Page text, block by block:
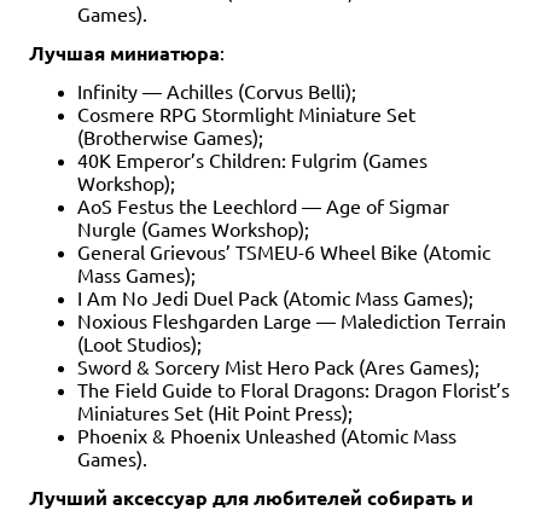
Games).
Лучшая миниатюра:
Infinity — Achilles (Corvus Belli);
Cosmere RPG Stormlight Miniature Set
(Brotherwise Games);
40K Emperor’s Children: Fulgrim (Games
Workshop);
AoS Festus the Leechlord — Age of Sigmar
Nurgle (Games Workshop);
General Grievous’ TSMEU-6 Wheel Bike (Atomic
Mass Games);
I Am No Jedi Duel Pack (Atomic Mass Games);
Noxious Fleshgarden Large — Malediction Terrain
(Loot Studios);
Sword & Sorcery Mist Hero Pack (Ares Games);
The Field Guide to Floral Dragons: Dragon Florist’s
Miniatures Set (Hit Point Press);
Phoenix & Phoenix Unleashed (Atomic Mass
Games).
Лучший аксессуар для любителей собирать и